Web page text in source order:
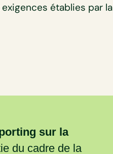
établies par la
sur la
du cadre de la